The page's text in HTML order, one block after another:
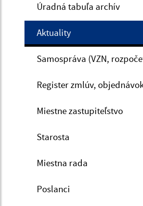
Úradná tabuľa archív
Aktuality
Samospráva (VZN,
Register zmlúv,
Miestne zastupiteľstvo
Starosta
Miestna rada
Poslanci